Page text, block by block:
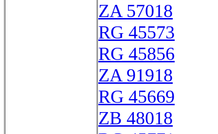
ZA 57018
RG 45573
RG 45856
ZA 91918
RG 45669
ZB 48018